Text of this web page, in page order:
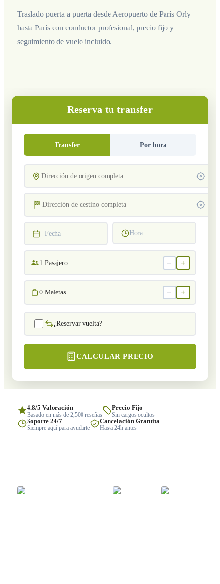
Traslado puerta a puerta desde Aeropuerto de París Orly
hasta París con conductor profesional, precio fijo y
seguimiento de vuelo incluido.
Reserva tu transfer
Transfer Por hora
Fecha Hora
1 Pasajero − +
0 Maletas − +
¿Reservar vuelta?
CALCULAR PRECIO
4.8/5 Valoración
Basado en más de 2,500 reseñas
Precio Fijo
Sin cargos ocultos
Soporte 24/7
Siempre aquí para ayudarte
Cancelación Gratuita
Hasta 24h antes